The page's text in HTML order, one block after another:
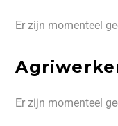
Er zijn momenteel
Er zijn momenteel